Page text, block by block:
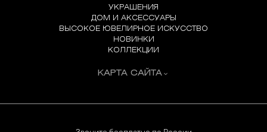
УКРАШЕНИЯ
ДОМ И АКСЕССУАРЫ
ВЫСОКОЕ ЮВЕЛИРНОЕ ИСКУССТВО
НОВИНКИ
КОЛЛЕКЦИИ
КАРТА САЙТА